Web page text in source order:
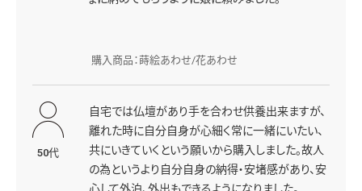
購入商品：蒔絵あわせ/花あわせ
50代
自宅では仏壇があり手を合わせ供養出来ますが、
離れた時に自分自身が心細く常に一緒にいたい、
共にいきていくという願いから購入しました。故人
の為というより自分自身の納得・安堵感があり、安